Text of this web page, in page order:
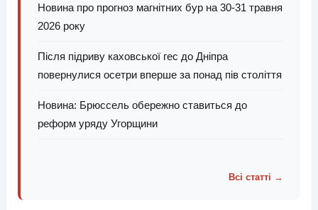
Новина про прогноз магнітних бур на 30-31 травня
2026 року
Після підриву каховської гес до Дніпра
повернулися осетри вперше за понад пів століття
Новина: Брюссель обережно ставиться до
реформ уряду Угорщини
Всі статті →